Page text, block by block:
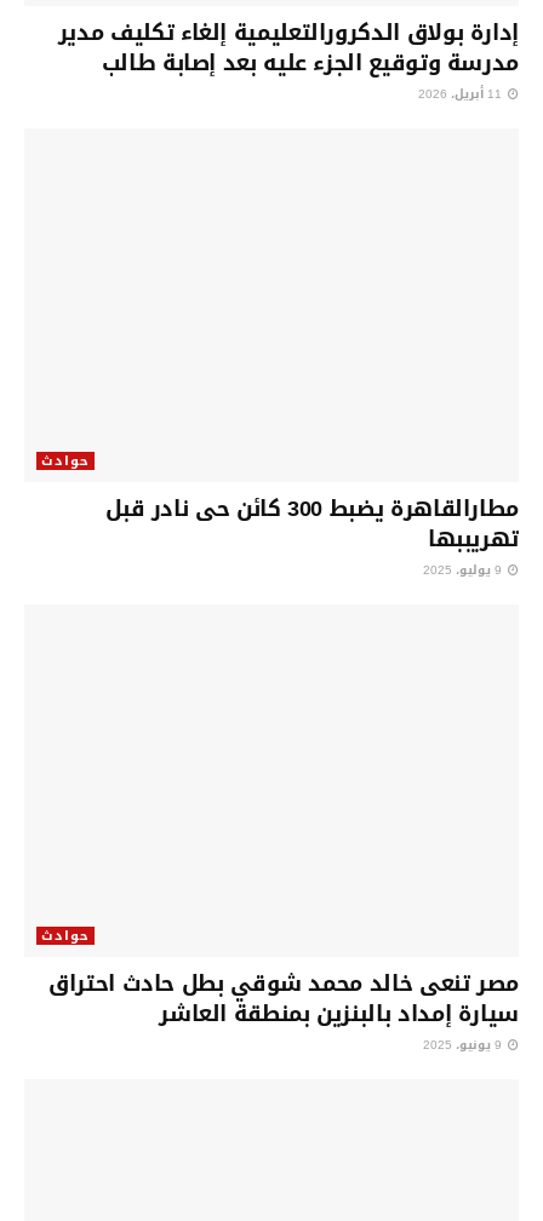
إدارة بولاق الدكرورالتعليمية إلغاء تكليف مدير
مدرسة وتوقيع الجزء عليه بعد إصابة طالب
حوادث
مطارالقاهرة يضبط 300 كائن حى نادر قبل
تهريببها
حوادث
مصر تنعى خالد محمد شوقي بطل حادث احتراق
سيارة إمداد بالبنزين بمنطقة العاشر